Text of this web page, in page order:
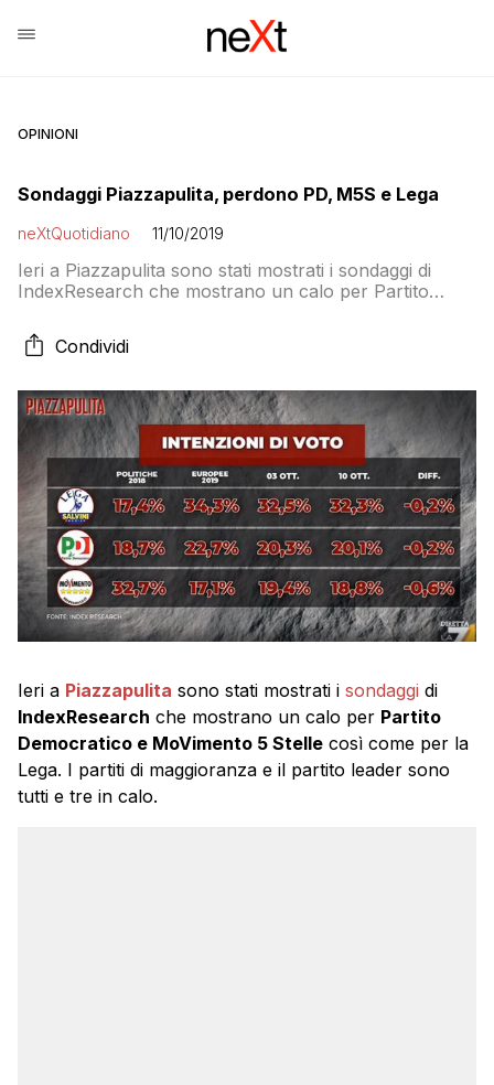
OPINIONI
Sondaggi Piazzapulita, perdono PD, M5S e Lega
neXtQuotidiano 11/10/2019
Ieri a Piazzapulita sono stati mostrati i sondaggi di
IndexResearch che mostrano un calo per Partito
Lega. I partiti di maggioranza e il partito leader sono
tutti e tre in calo. A guadagnare voti soltanto Fratelli
Forza […]
Condividi
Ieri a Piazzapulita sono stati mostrati i sondaggi di
IndexResearch che mostrano un calo per Partito
Democratico e MoVimento 5 Stelle così come per la
Lega. I partiti di maggioranza e il partito leader sono
tutti e tre in calo.